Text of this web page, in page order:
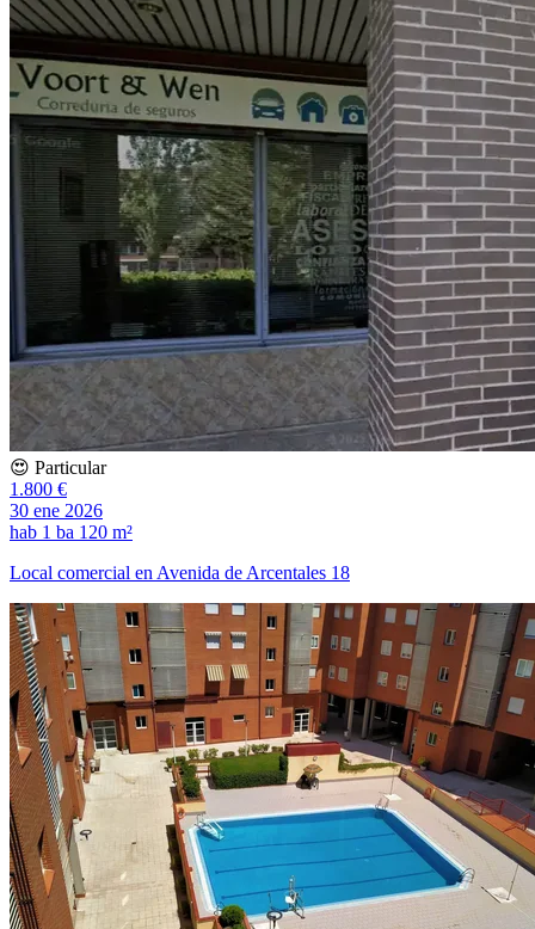
😍 Particular
1.800 €
30 ene 2026
hab 1 ba 120 m²
Local comercial en Avenida de Arcentales 18